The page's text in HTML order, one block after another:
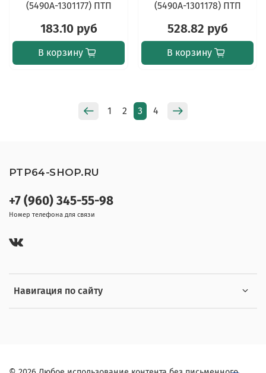
(5490А-1301177) ПТП
183.10 руб
В корзину
(5490А-1301178) ПТП
528.82 руб
В корзину
1 2 3 4
Навигация по сайту
+7 (960) 345-55-98
Номер телефона для связи
PTP64-SHOP.RU